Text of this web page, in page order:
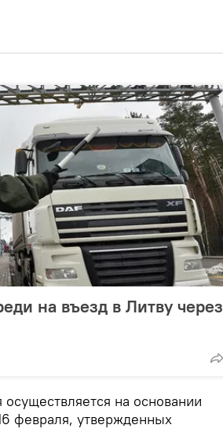
на въезд в Литву через
на основании
февраля, утвержденных